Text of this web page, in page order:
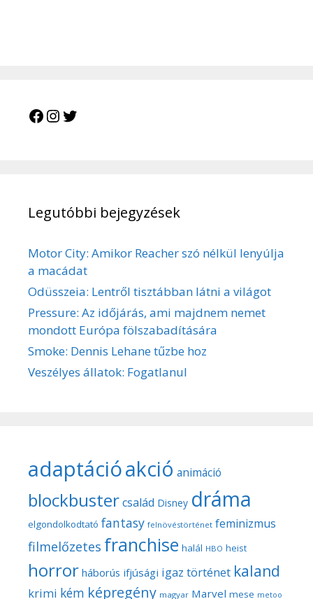
Facebook
Instagram
Legutóbbi bejegyzések
Motor City: Amikor Reacher szó nélkül lenyúlja
a macádat
Odüsszeia: Lentről tisztábban látni a világot
Pressure: Az időjárás, ami majdnem nemet
mondott Európa fölszabadítására
Smoke: Dennis Lehane tűzbe hoz
Veszélyes állatok: Fogatlanul
adaptációakció animáció
blockbustercsalád Disney dráma
elgondolkodtató fantasy felnövéstörténet feminizmus
filmelőzetes franchise halál HBO heist
horror háborús ifjúsági igaz történet kaland
krimi kém képregény magyar Marvel mese metoo